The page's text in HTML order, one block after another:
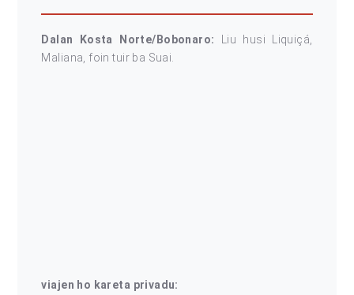
Dalan Kosta Norte/Bobonaro: Liu husi Liquiçá,
Maliana, foin tuir ba Suai.
viajen ho kareta privadu: